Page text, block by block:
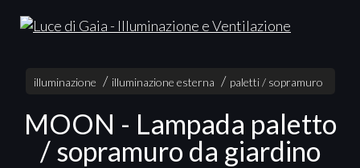
illuminazione illuminazione esterna paletti / sopramuro
MOON - Lampada paletto
/ sopramuro da giardino